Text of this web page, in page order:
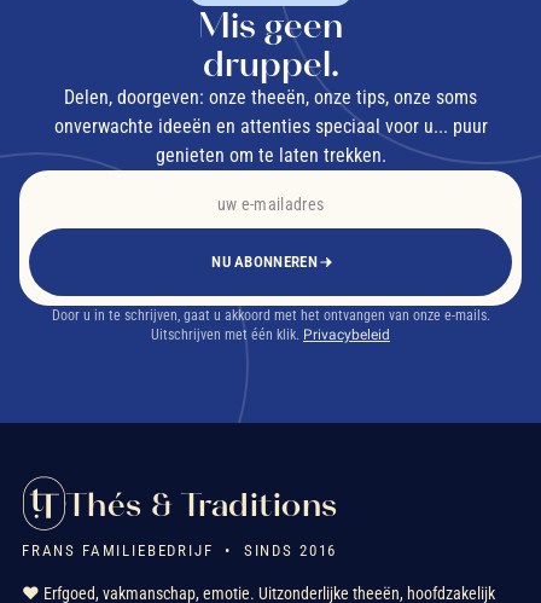
Mis geen
druppel.
Delen, doorgeven: onze theeën, onze tips, onze soms
onverwachte ideeën en attenties speciaal voor u... puur
genieten om te laten trekken.
NU ABONNEREN
Door u in te schrijven, gaat u akkoord met het ontvangen van onze e-mails.
Uitschrijven met één klik. Privacybeleid
Thés & Traditions
FRANS FAMILIEBEDRIJF • SINDS 2016
❤️ Erfgoed, vakmanschap, emotie. Uitzonderlijke theeën, hoofdzakelijk